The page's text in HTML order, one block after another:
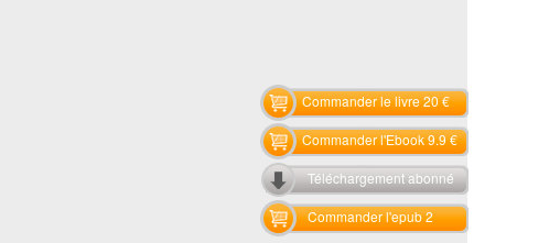
Commander le livre 20 €
Commander l'Ebook 9.9 €
Téléchargement abonné
Commander l'epub 2